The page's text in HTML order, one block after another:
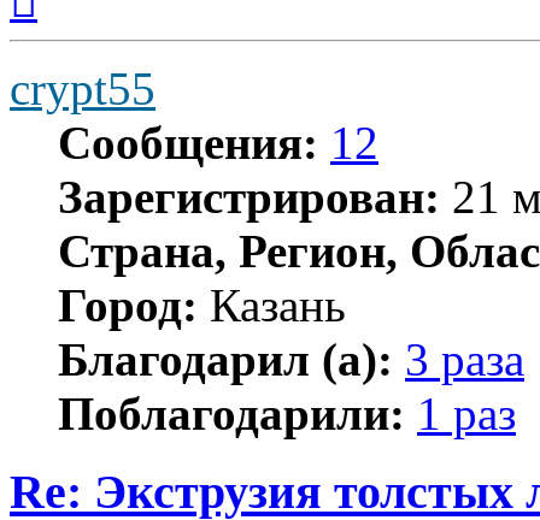
началу
crypt55
Сообщения: 12
Зарегистрирован: 21
Страна, Регион,
Город: Казань
Благодарил (а): 3 раза
Поблагодарили: 1 раз
Re: Экструзия